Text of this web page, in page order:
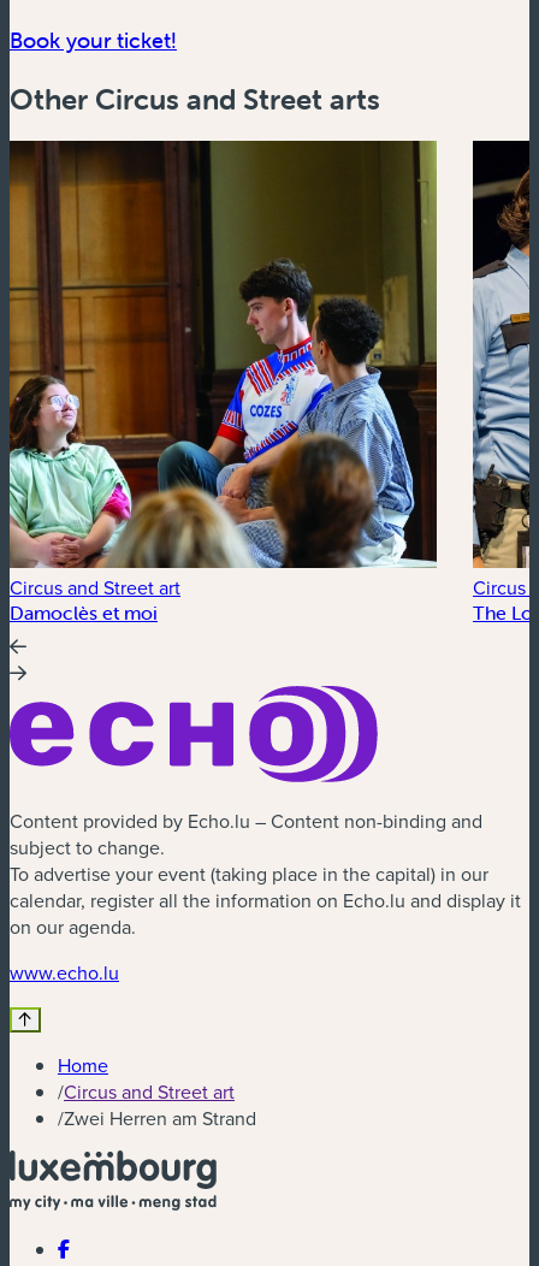
Book your ticket!
Other Circus and Street arts
Circus and Street art
Damoclès et moi
Circus
The
Content provided by Echo.lu – Content non-binding and
subject to change.
To advertise your event (taking place in the capital) in our
calendar, register all the information on Echo.lu and display it
on our agenda.
www.echo.lu
Home
/Circus and Street art
/Zwei Herren am Strand